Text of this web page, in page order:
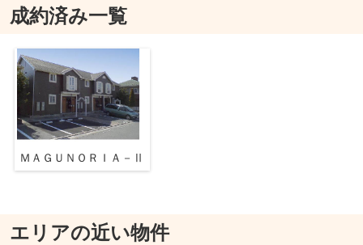
成約済み一覧
ＭＡＧＵＮＯＲＩＡ－Ⅱ
エリアの近い物件